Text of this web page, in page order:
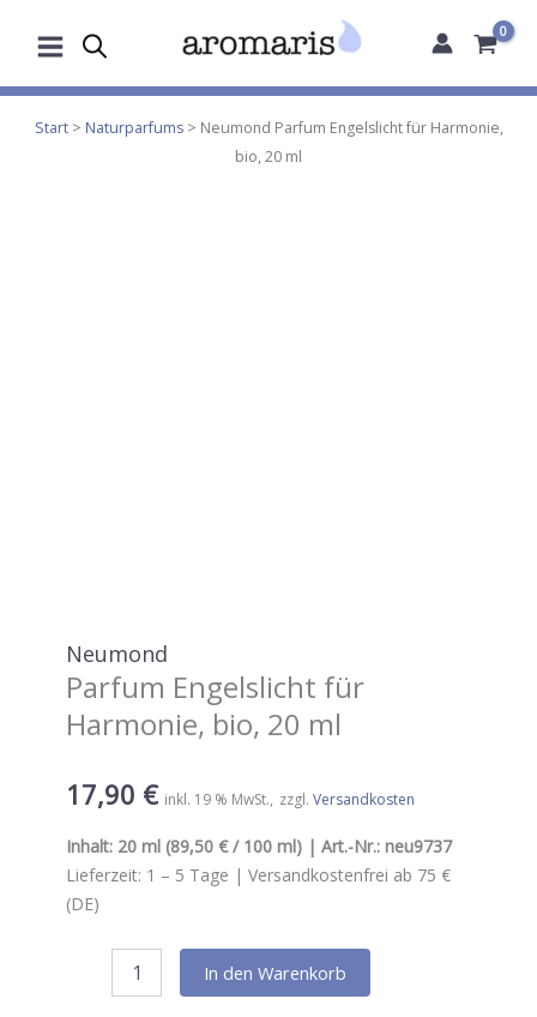
Inhalt
Start> Naturparfums> Neumond Parfum Engelslicht für Harmonie,
bio, 20 ml
Neumond
Parfum Engelslicht für
Harmonie, bio, 20 ml
17,90 € inkl. 19 % MwSt. zzgl. Versandkosten
Inhalt: 20 ml (89,50 € / 100 ml) | Art.-Nr.: neu9737
Lieferzeit: 1 – 5 Tage | Versandkostenfrei ab 75 €
(DE)
In den Warenkorb